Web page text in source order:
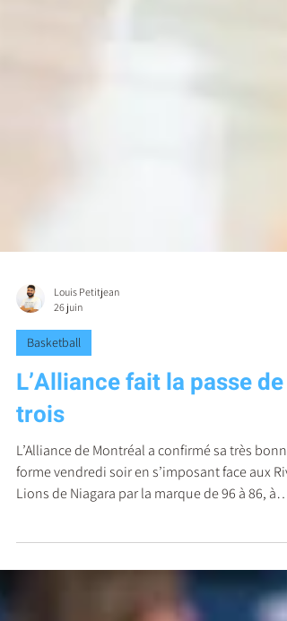
Louis Petitjean
26 juin
Basketball
L’Alliance fait la passe de
trois
L’Alliance de Montréal a confirmé sa très bonne
Lions de Niagara par la marque de 96 à 86, à